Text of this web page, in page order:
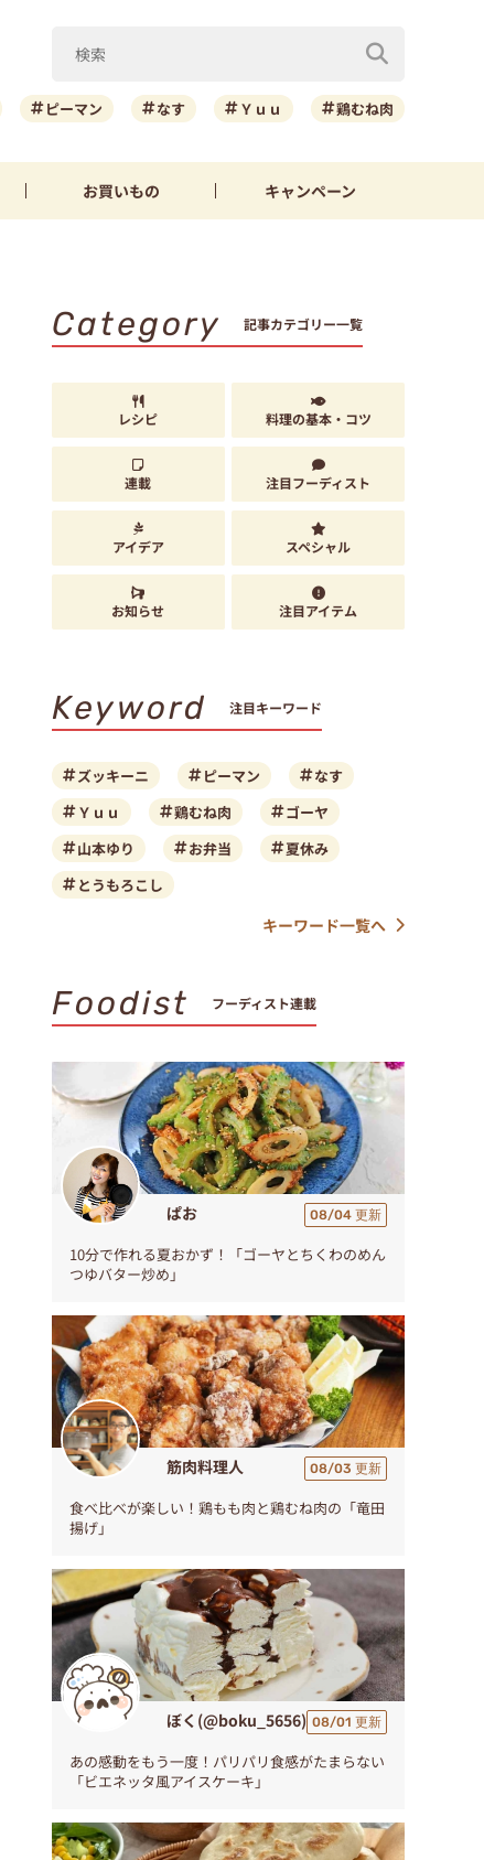
ピーマン なす Ｙｕｕ 鶏むね肉
お買いもの キャンペーン
Category 記事カテゴリー一覧
レシピ 料理の基本・コツ
連載 注目フーディスト
アイデア スペシャル
お知らせ 注目アイテム
Keyword 注目キーワード
ズッキーニ ピーマン
なす
Ｙｕｕ
鶏むね肉
ゴーヤ
山本ゆり
お弁当
夏休み
とうもろこし
キーワード一覧へ
Foodist フーディスト連載
ぱお 08/04 更新
10分で作れる夏おかず！「ゴーヤとちくわのめん
つゆバター炒め」
筋肉料理人 08/03 更新
食べ比べが楽しい！鶏もも肉と鶏むね肉の「竜田
揚げ」
ぼく(@boku_5656) 08/01 更新
あの感動をもう一度！パリパリ食感がたまらない
「ビエネッタ風アイスケーキ」